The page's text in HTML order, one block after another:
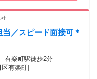
方にピ
る仕事がしたい ✅ 自宅
経験を活かせる仕事がし
） ・保険セールス、保険
／スピード面接可＊
有楽町駅徒歩2分
区有楽町]